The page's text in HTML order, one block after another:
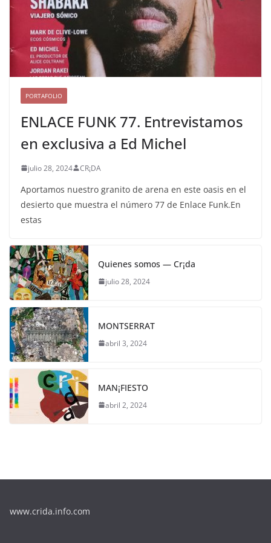
PORTAFOLIO
ENLACE FUNK 77. Entrevistamos
en exclusiva a Ed Michel
julio 28, 2024 CR¡DA
Aportamos nuestro granito de arena en este oasis en el
desierto que muestra el número 77 de Enlace Funk.En
estas
Quienes somos — Cr¡da
julio 28, 2024
MONTSERRAT
abril 3, 2024
MAN¡FIESTO
abril 2, 2024
www.crida.info.com